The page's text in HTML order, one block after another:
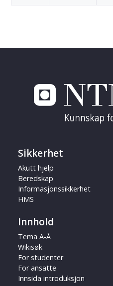
Sikkerhet
Akutt hjelp
Beredskap
Informasjonssikkerhet
HMS
Innhold
Tema A-Å
Wikisøk
For studenter
For ansatte
Innsida introduksjon